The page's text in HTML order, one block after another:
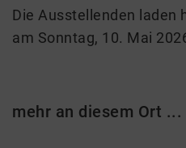
Die Ausstellenden laden
am Sonntag, 10. Mai
mehr an diesem Ort ...